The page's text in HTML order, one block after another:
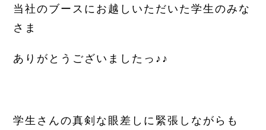
当社のブースにお越しいただいた学生のみな
さま
ありがとうございましたっ♪♪
学生さんの真剣な眼差しに緊張しながらも